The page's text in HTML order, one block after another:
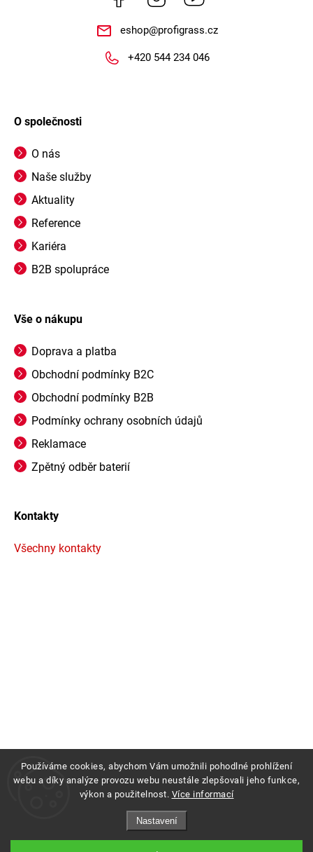
Používáme cookies, abychom Vám umožnili pohodlné prohlížení
webu a díky analýze provozu webu neustále zlepšovali jeho funkce,
výkon a použitelnost. Více informací
Nastavení
eshop@profigrass.cz
+420 544 234 046
O společnosti
O nás
Naše služby
Aktuality
Reference
Kariéra
B2B spolupráce
Vše o nákupu
Doprava a platba
Obchodní podmínky B2C
Obchodní podmínky B2B
Podmínky ochrany osobních údajů
Reklamace
Zpětný odběr baterií
Kontakty
Všechny kontakty
Profigrass.cz. Všechna práva vyhrazena.
Grafický návrh vytvořil a nakódoval